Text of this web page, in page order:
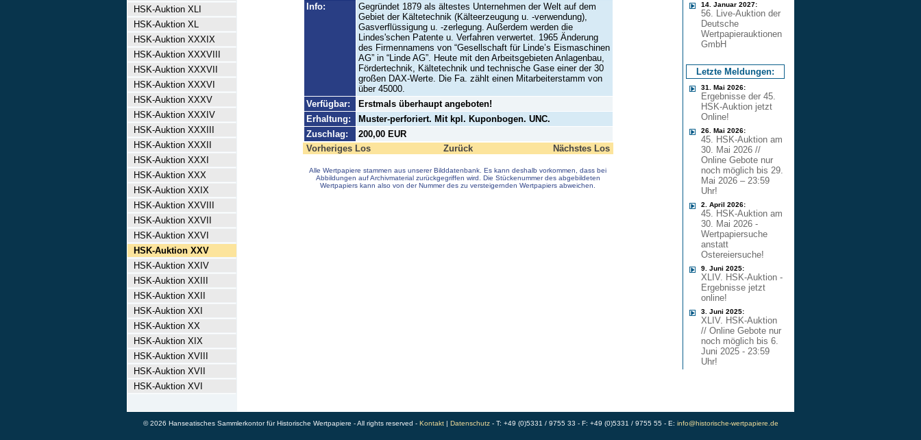
HSK-Auktion XLI
HSK-Auktion XL
HSK-Auktion XXXIX
HSK-Auktion XXXVIII
HSK-Auktion XXXVII
HSK-Auktion XXXVI
HSK-Auktion XXXV
HSK-Auktion XXXIV
HSK-Auktion XXXIII
HSK-Auktion XXXII
HSK-Auktion XXXI
HSK-Auktion XXX
HSK-Auktion XXIX
HSK-Auktion XXVIII
HSK-Auktion XXVII
HSK-Auktion XXVI
HSK-Auktion XXV
HSK-Auktion XXIV
HSK-Auktion XXIII
HSK-Auktion XXII
HSK-Auktion XXI
HSK-Auktion XX
HSK-Auktion XIX
HSK-Auktion XVIII
HSK-Auktion XVII
HSK-Auktion XVI
Info:
Gegründet 1879 als ältestes Unternehmen der Welt auf dem
Gebiet der Kältetechnik (Kälteerzeugung u. -verwendung),
Gasverflüssigung u. -zerlegung. Außerdem werden die
Lindes'schen Patente u. Verfahren verwertet. 1965 Änderung
des Firmennamens von “Gesellschaft für Linde’s Eismaschinen
AG” in “Linde AG”. Heute mit den Arbeitsgebieten Anlagenbau,
Fördertechnik, Kältetechnik und technische Gase einer der 30
großen DAX-Werte. Die Fa. zählt einen Mitarbeiterstamm von
über 45000.
Verfügbar:
Erstmals überhaupt angeboten!
Erhaltung:
Muster-perforiert. Mit kpl. Kuponbogen. UNC.
Zuschlag:
200,00 EUR
Vorheriges Los
Zurück Nächstes Los
Alle Wertpapiere stammen aus unserer Bilddatenbank. Es kann deshalb vorkommen, dass bei
Abbildungen auf Archivmaterial zurückgegriffen wird. Die Stückenummer des abgebildeten
Wertpapiers kann also von der Nummer des zu versteigernden Wertpapiers abweichen.
14. Januar 2027:
56. Live-Auktion der
Deutsche
Wertpapierauktionen
GmbH
Letzte Meldungen:
31. Mai 2026:
Ergebnisse der 45.
HSK-Auktion jetzt
Online!
26. Mai 2026:
45. HSK-Auktion am
30. Mai 2026 //
Online Gebote nur
noch möglich bis 29.
Mai 2026 – 23:59
Uhr!
2. April 2026:
45. HSK-Auktion am
30. Mai 2026 -
Wertpapiersuche
anstatt
Ostereiersuche!
9. Juni 2025:
XLIV. HSK-Auktion -
Ergebnisse jetzt
online!
3. Juni 2025:
XLIV. HSK-Auktion
// Online Gebote nur
noch möglich bis 6.
Juni 2025 - 23:59
Uhr!
© 2026 Hanseatisches Sammlerkontor für Historische Wertpapiere - All rights reserved - Kontakt| Datenschutz- T: +49 (0)5331 / 9755 33 - F: +49 (0)5331 / 9755 55 - E: info@historische-wertpapiere.de